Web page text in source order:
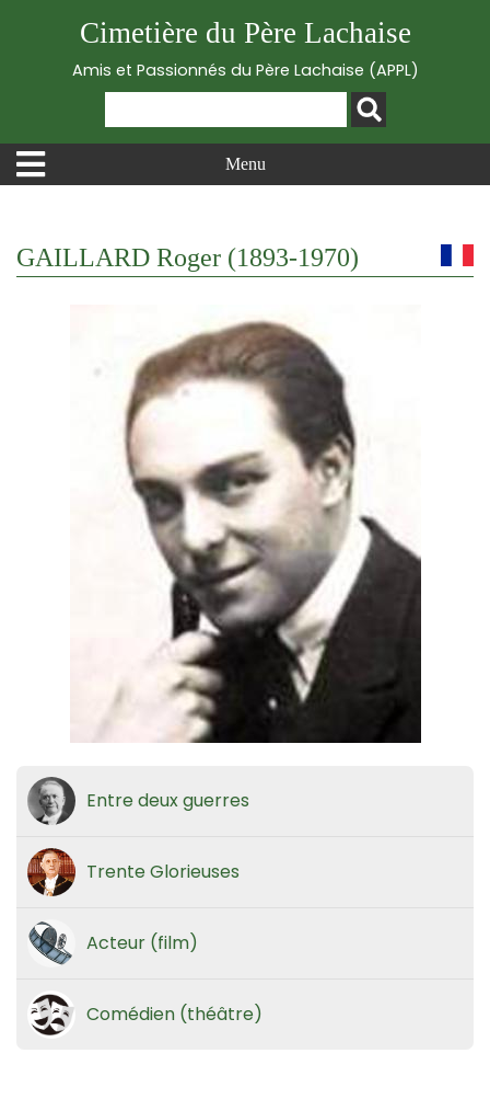
Cimetière du Père Lachaise
Amis et Passionnés du Père Lachaise (APPL)
Menu
GAILLARD Roger (1893-1970)
Entre deux guerres
Trente Glorieuses
Acteur (film)
Comédien (théâtre)